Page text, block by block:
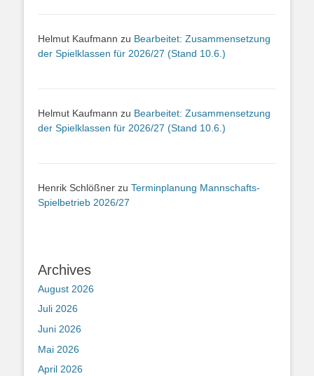
Helmut Kaufmann zu Bearbeitet: Zusammensetzung
der Spielklassen für 2026/27 (Stand 10.6.)
Helmut Kaufmann zu Bearbeitet: Zusammensetzung
der Spielklassen für 2026/27 (Stand 10.6.)
Henrik Schlößner zu Terminplanung Mannschafts-
Spielbetrieb 2026/27
Archives
August 2026
Juli 2026
Juni 2026
Mai 2026
April 2026